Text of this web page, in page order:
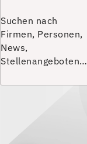
Suchen nach
Firmen, Personen,
News,
Stellenangeboten…